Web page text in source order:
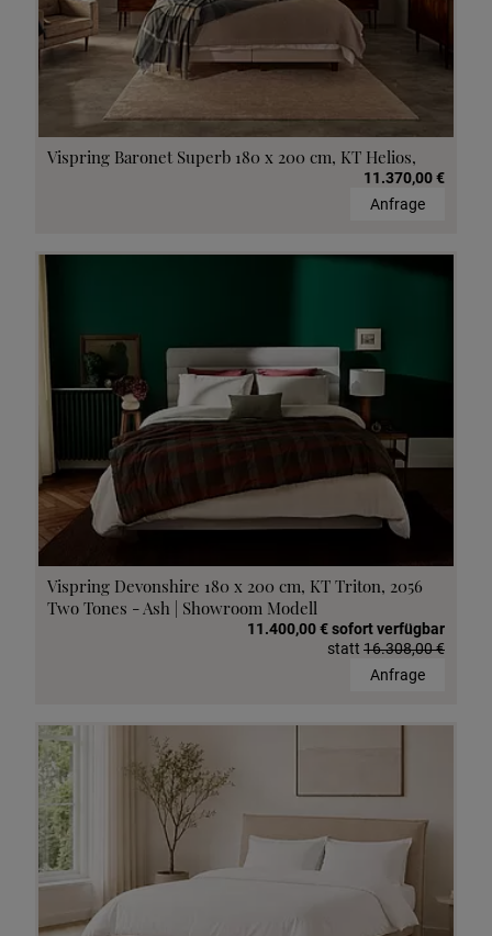
Vispring Baronet Superb 180 x 200 cm, KT Helios,
11.370,00 €
Anfrage
Vispring Devonshire 180 x 200 cm, KT Triton, 2056
Two Tones - Ash | Showroom Modell
11.400,00 € sofort verfügbar
statt 16.308,00 €
Anfrage